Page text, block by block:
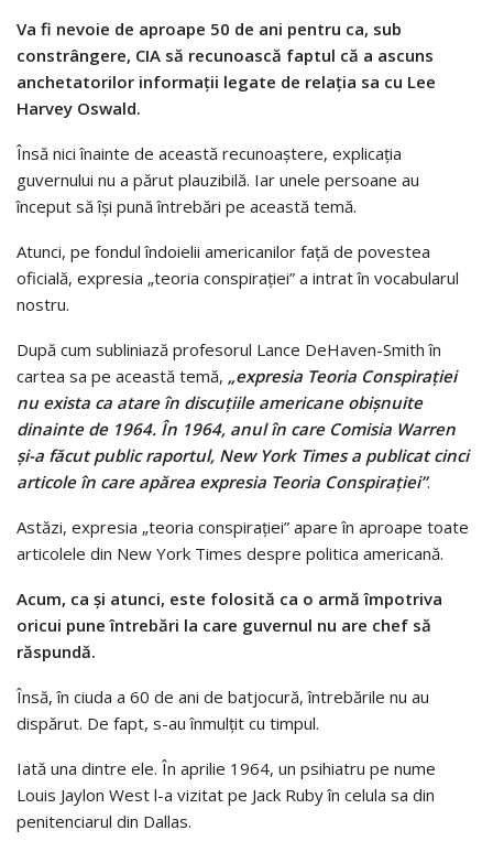
Va fi nevoie de aproape 50 de ani pentru ca, sub
constrângere, CIA să recunoască faptul că a ascuns
anchetatorilor informații legate de relația sa cu Lee
Harvey Oswald.
Însă nici înainte de această recunoaștere, explicația
guvernului nu a părut plauzibilă. Iar unele persoane au
început să își pună întrebări pe această temă.
Atunci, pe fondul îndoielii americanilor față de povestea
oficială, expresia „teoria conspirației” a intrat în vocabularul
nostru.
După cum subliniază profesorul Lance DeHaven-Smith în
cartea sa pe această temă, „expresia Teoria Conspirației
nu exista ca atare în discuțiile americane obișnuite
dinainte de 1964. În 1964, anul în care Comisia Warren
și-a făcut public raportul, New York Times a publicat cinci
articole în care apărea expresia Teoria Conspirației”.
Astăzi, expresia „teoria conspirației” apare în aproape toate
articolele din New York Times despre politica americană.
Acum, ca și atunci, este folosită ca o armă împotriva
oricui pune întrebări la care guvernul nu are chef să
răspundă.
Însă, în ciuda a 60 de ani de batjocură, întrebările nu au
dispărut. De fapt, s-au înmulțit cu timpul.
Iată una dintre ele. În aprilie 1964, un psihiatru pe nume
Louis Jaylon West l-a vizitat pe Jack Ruby în celula sa din
penitenciarul din Dallas.